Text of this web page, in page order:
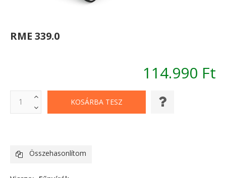
RME 339.0
114.990 Ft
Összehasonlítom